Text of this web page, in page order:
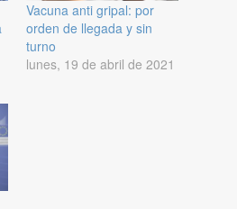
Vacuna anti gripal: por
orden de llegada y sin
turno
lunes, 19 de abril de 2021